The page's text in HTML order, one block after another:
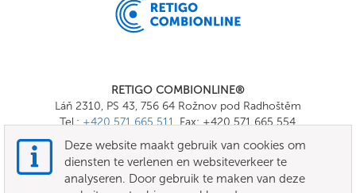
RETIGO COMBIONLINE®
Láň 2310, PS 43, 756 64 Rožnov pod Radhoštěm
Tel.:+420 571 665 511, Fax: +420 571 665 554
E-mail:
info@combionline.com
Deze website maakt gebruik van cookies om
diensten te verlenen en websiteverkeer te
analyseren. Door gebruik te maken van deze